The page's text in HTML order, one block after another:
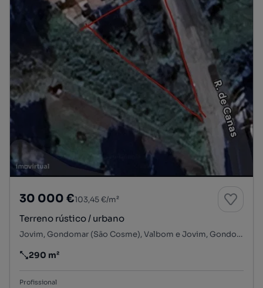
30 000 €103,45 €/m²
Terreno rústico / urbano
Jovim, Gondomar (São Cosme), Valbom e Jovim, Gondomar, Porto
Preço por metro quadrado
290 m²
Profissional